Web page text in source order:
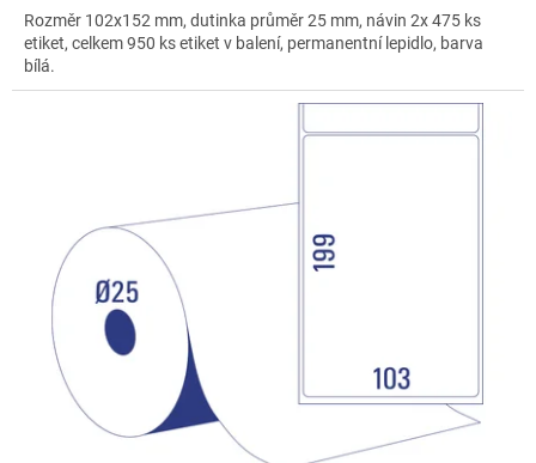
Rozměr 102x152 mm, dutinka průměr 25 mm, návin 2x 475 ks
etiket, celkem 950 ks etiket v balení, permanentní lepidlo, barva
bílá.